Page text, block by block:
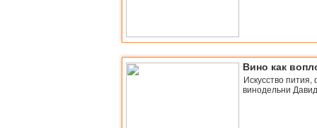
Вино как
Искусство
винодельни